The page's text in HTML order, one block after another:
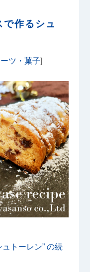
作るシュ
ツ・菓子]
トーレン” の続